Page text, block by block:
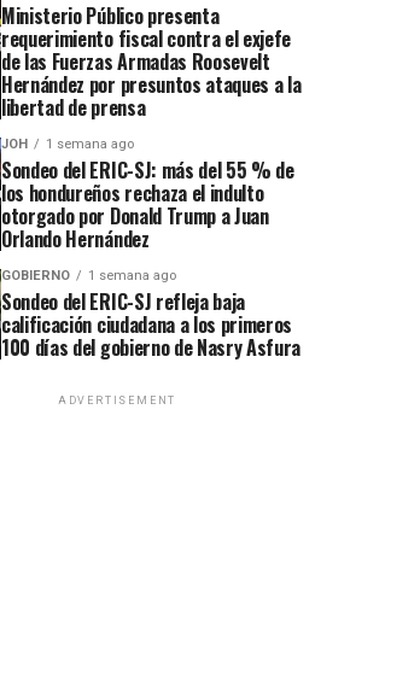
Ministerio Público presenta
requerimiento fiscal contra el exjefe
de las Fuerzas Armadas Roosevelt
Hernández por presuntos ataques a la
libertad de prensa
JOH 1 semana ago
Sondeo del ERIC-SJ: más del 55 % de
los hondureños rechaza el indulto
otorgado por Donald Trump a Juan
Orlando Hernández
GOBIERNO 1 semana ago
Sondeo del ERIC-SJ refleja baja
calificación ciudadana a los primeros
100 días del gobierno de Nasry Asfura
ADVERTISEMENT